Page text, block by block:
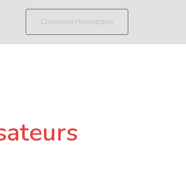
Connexion/Inscription